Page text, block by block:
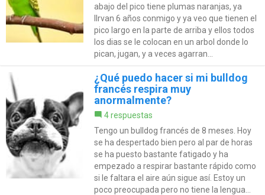
abajo del pico tiene plumas naranjas, ya
llrvan 6 años conmigo y ya veo que tienen el
pico largo en la parte de arriba y ellos todos
los dias se le colocan en un arbol donde lo
pican, jugan, y a veces agarran...
¿Qué puedo hacer si mi bulldog
francés respira muy
anormalmente?
4 respuestas
Tengo un bulldog francés de 8 meses. Hoy
se ha despertado bien pero al par de horas
se ha puesto bastante fatigado y ha
empezado a respirar bastante rápido como
si le faltara el aire aún sigue así. Estoy un
poco preocupada pero no tiene la lengua...